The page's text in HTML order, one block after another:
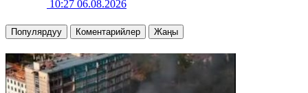
10:27 06.08.2026
Популярдуу Коментарийлер Жаңы